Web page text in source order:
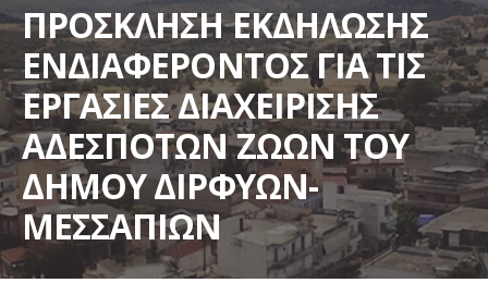
ΠΡΟΣΚΛΗΣΗ ΕΚΔΗΛΩΣΗΣ
ΕΝΔΙΑΦΕΡΟΝΤΟΣ ΓΙΑ ΤΙΣ
ΕΡΓΑΣΙΕΣ ΔΙΑΧΕΙΡΙΣΗΣ
ΑΔΕΣΠΟΤΩΝ ΖΩΩΝ ΤΟΥ
ΔΗΜΟΥ ΔΙΡΦΥΩΝ-
ΜΕΣΣΑΠΙΩΝ